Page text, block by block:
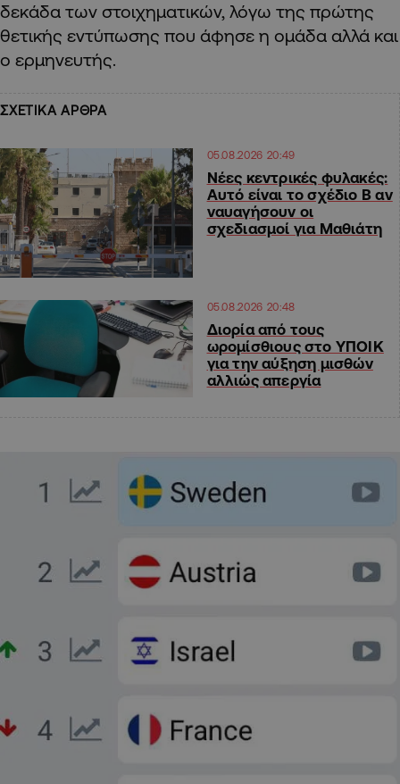
δεκάδα των στοιχηματικών, λόγω της πρώτης
θετικής εντύπωσης που άφησε η ομάδα αλλά και
ο ερμηνευτής.
ΣΧΕΤΙΚΑ ΑΡΘΡΑ
05.08.2026 20:49
Νέες κεντρικές φυλακές:
Αυτό είναι το σχέδιο Β αν
ναυαγήσουν οι
σχεδιασμοί για Μαθιάτη
05.08.2026 20:48
Διορία από τους
ωρομίσθιους στο ΥΠΟΙΚ
για την αύξηση μισθών
αλλιώς απεργία